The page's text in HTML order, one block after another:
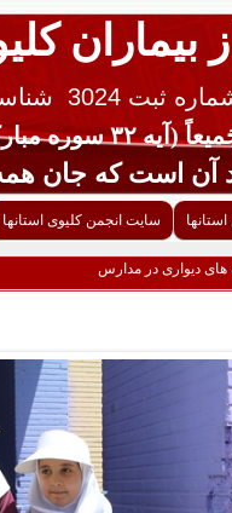
بیماران
ثبت 3024
شناسه
مائده قرآن کریم)
که جان همه
سایت انجمن کلیوی استانها
های دیواری در مدارس